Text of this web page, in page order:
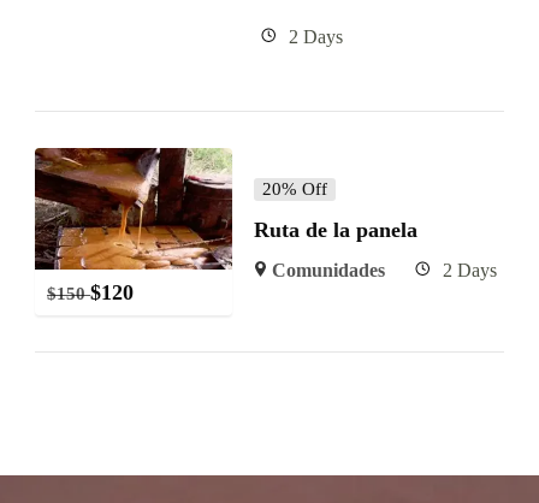
2 Days
$150 $120
20% Off
Ruta de la panela
Comunidades 2 Days